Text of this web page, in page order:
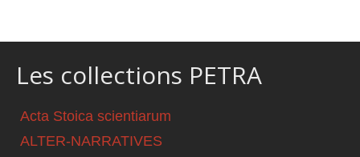
Les collections PETRA
Acta Stoica scientiarum
ALTER-NARRATIVES